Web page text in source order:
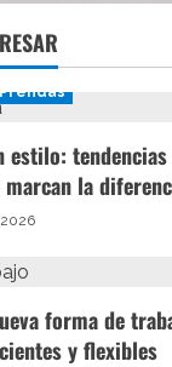
estilo:
la
forma de
y flexibles